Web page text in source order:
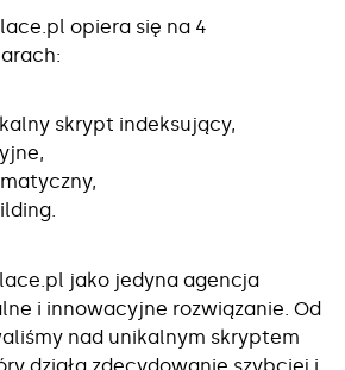
opiera się na 4
skrypt indeksujący,
jako jedyna agencja
i innowacyjne rozwiązanie. Od
nad unikalnym skryptem
działa zdecydowanie szybciej i